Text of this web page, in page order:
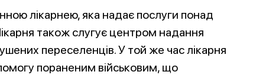
лікарнею, яка надає послуги понад
також слугує центром надання
переселенців. У той же час лікарня
пораненим військовим, що